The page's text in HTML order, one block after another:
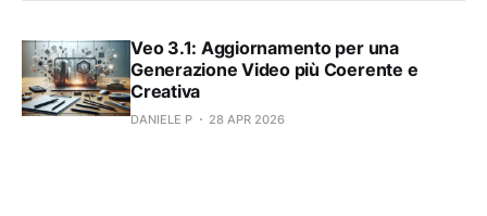
Veo 3.1: Aggiornamento per una
Generazione Video più Coerente e
Creativa
DANIELE P 28 APR 2026